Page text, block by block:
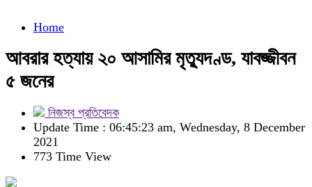
Home
আবরার হত্যায় ২০ আসামির মৃত্যুদণ্ড, যাবজ্জীবন
৫ জনের
নিজস্ব প্রতিবেদক
Update Time : 06:45:23 am, Wednesday, 8 December
2021
773 Time View